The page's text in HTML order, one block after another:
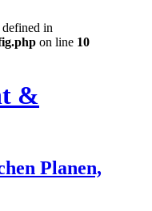
in
on line 10
&
Planen,